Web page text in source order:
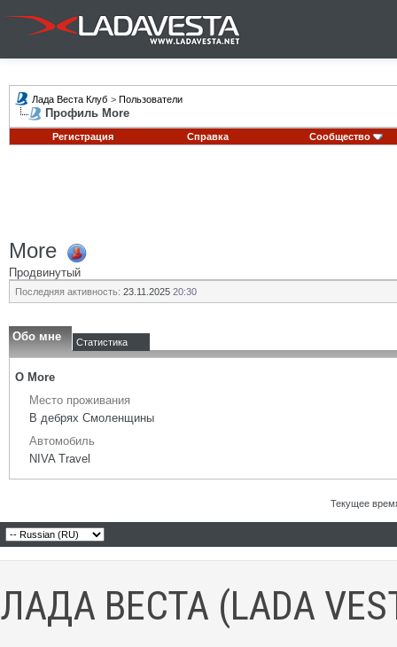
Лада Веста Клуб > Пользователи
Профиль More
Регистрация Справка Сообщество
More
Продвинутый
Последняя активность: 23.11.2025 20:30
Обо мне Статистика
О More
Место проживания
В дебрях Смоленщины
Автомобиль
NIVA Travel
Текущее
ЛАДА ВЕСТА (LADA